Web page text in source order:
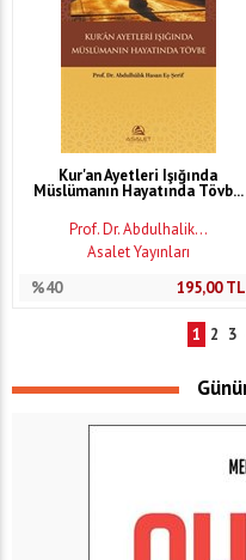
Kur'an Ayetleri Işığında
Müslümanın Hayatında Tövb...
Prof. Dr. Abdulhalik...
Asalet Yayınları
%40
195,00TL
1 2 3